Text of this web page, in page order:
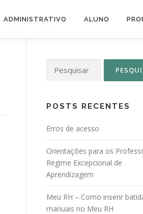
ADMINISTRATIVO ALUNO
por:
POSTS RECENTES
Erros de acesso
Orientações para os
Regime Excepcional de
Aprendizagem
Meu RH – Como inserir
manuais no Meu RH